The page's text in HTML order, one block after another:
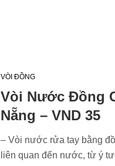
VÒI ĐỒNG
Vòi Nước Đồng
Nẵng – VND 35
– Vòi nước rửa tay bằng
liên quan đến nước, từ ý